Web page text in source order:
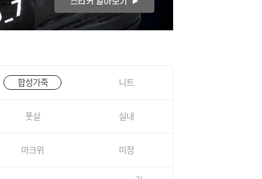
합성가죽 니트
풋살 실내
마크위 미정